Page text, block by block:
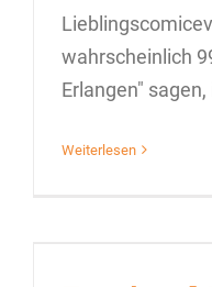
wahrscheinlich
Erlangen"
Weiterlesen